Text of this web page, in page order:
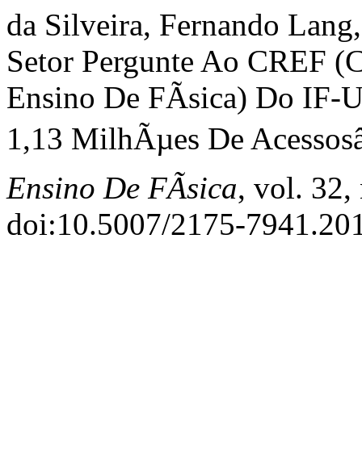
da Silveira, Fernando
Setor Pergunte Ao CREF
Ensino De FÃ­sica) Do IF-
1,13 MilhÃµes De
Ensino De FÃ­sica, vol. 32,
doi:10.5007/2175-